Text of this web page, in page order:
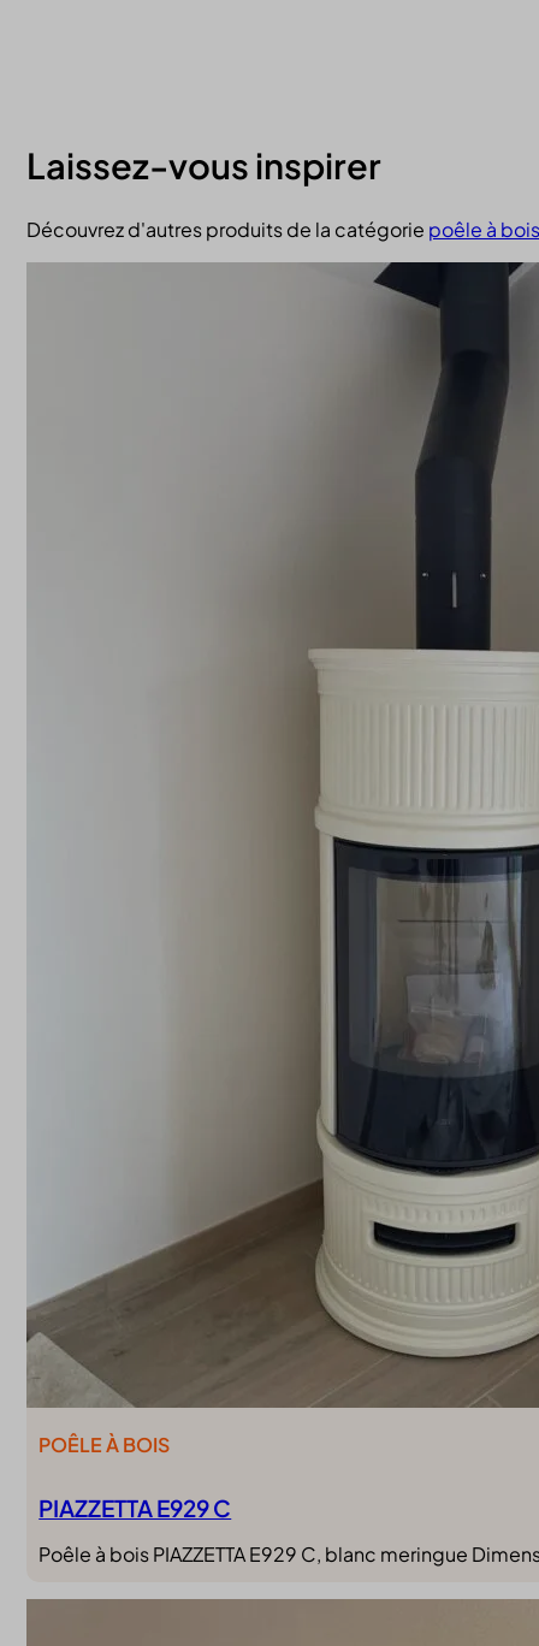
Laissez-vous inspirer
Découvrez d'autres produits de la catégorie poêle à bois
PIAZZETTA E929 C
POÊLE À BOIS
Poêle à bois PIAZZETTA E929 C, blanc meringue